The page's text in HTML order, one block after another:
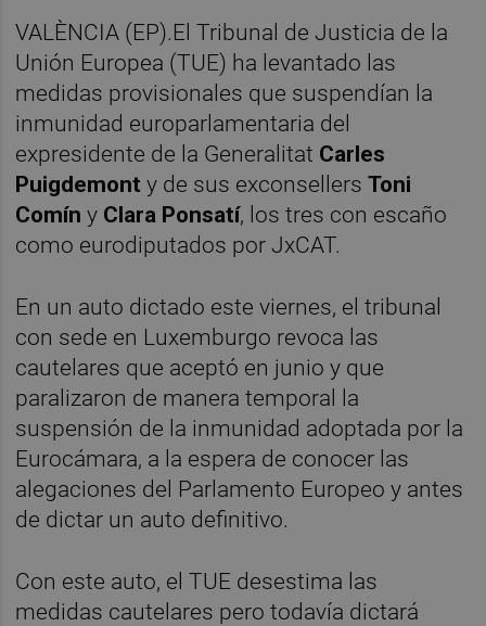
VALÈNCIA (EP).El Tribunal de Justicia de la
Unión Europea (TUE) ha levantado las
medidas provisionales que suspendían la
inmunidad europarlamentaria del
expresidente de la Generalitat Carles
Puigdemont y de sus exconsellers Toni
Comín y Clara Ponsatí, los tres con escaño
como eurodiputados por JxCAT.
En un auto dictado este viernes, el tribunal
con sede en Luxemburgo revoca las
cautelares que aceptó en junio y que
paralizaron de manera temporal la
suspensión de la inmunidad adoptada por la
Eurocámara, a la espera de conocer las
alegaciones del Parlamento Europeo y antes
de dictar un auto definitivo.
Con este auto, el TUE desestima las
medidas cautelares pero todavía dictará